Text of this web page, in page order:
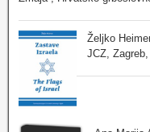
Željko
JCZ,